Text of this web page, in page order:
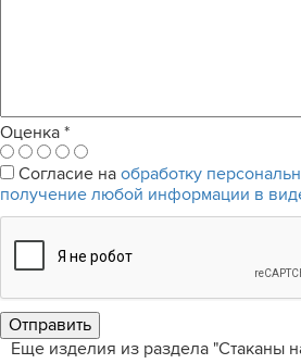
Оценка *
Согласие на обработку
получение любой информации в
Еще изделия из раздела "Стаканы